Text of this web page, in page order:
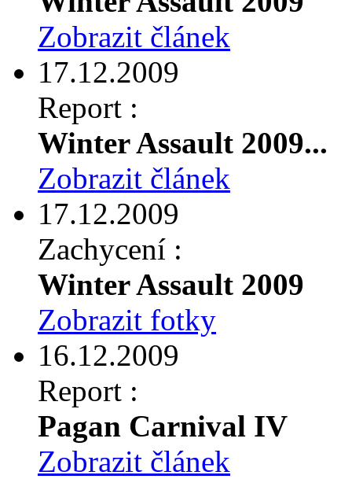
Zobrazit článek
17.12.2009
Report :
Winter Assault 2009...
Zobrazit článek
17.12.2009
Zachycení :
Winter Assault 2009
Zobrazit fotky
16.12.2009
Report :
Pagan Carnival IV
Zobrazit článek